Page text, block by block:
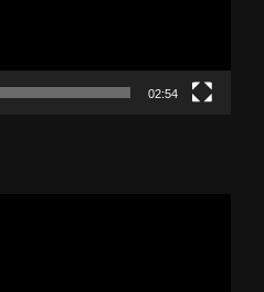
02:54